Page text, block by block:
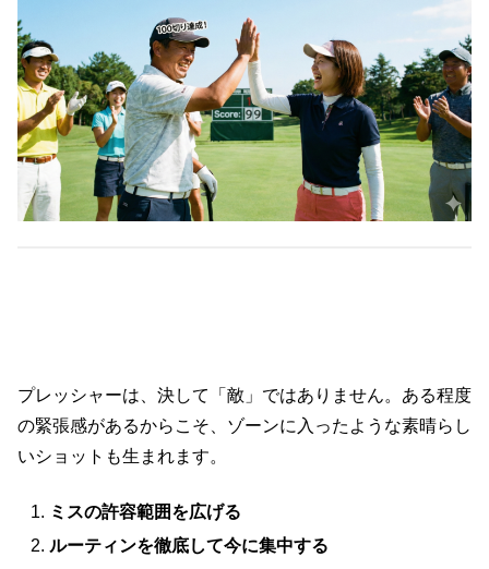
プレッシャーは、決して「敵」ではありません。ある程度
の緊張感があるからこそ、ゾーンに入ったような素晴らし
いショットも生まれます。
ミスの許容範囲を広げる
ルーティンを徹底して今に集中する